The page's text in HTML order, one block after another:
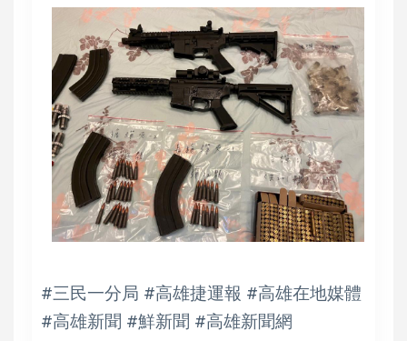
#三民一分局 #高雄捷運報 #高雄在地媒體
#高雄新聞 #鮮新聞 #高雄新聞網